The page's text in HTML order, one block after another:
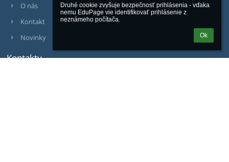
Druhé cookie zvyšuje bezpečnosť prihlásenia - vďaka
nemu EduPage vie identifikovať prihlásenie z
neznámeho počítača.
Ok
O nás
Kontakt
Novinky
Kontakty